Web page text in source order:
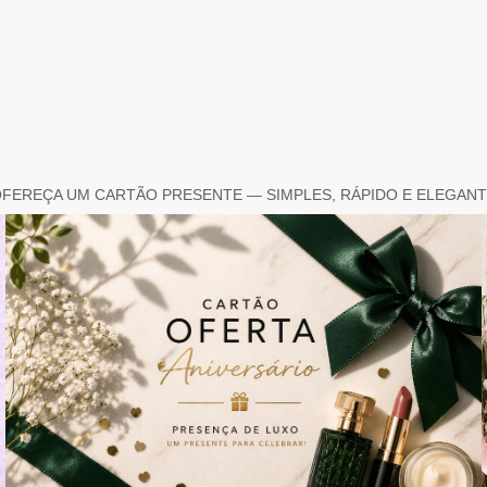
UM CARTÃO PRESENTE — SIMPLES, RÁPIDO E